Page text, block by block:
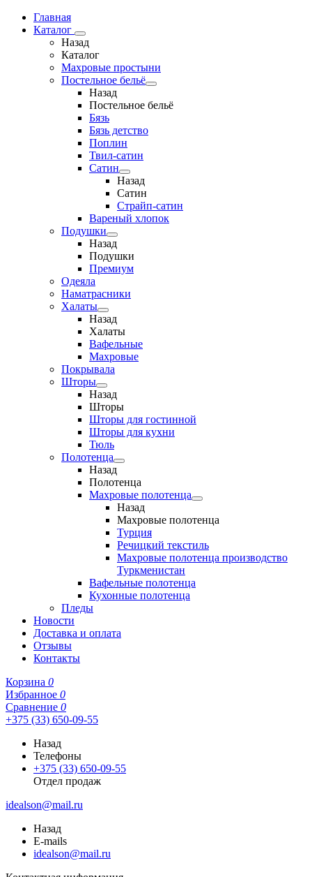
Главная
Каталог
Назад
Каталог
Махровые простыни
Постельное бельё
Назад
Постельное бельё
Бязь
Бязь детство
Поплин
Твил-сатин
Сатин
Назад
Сатин
Страйп-сатин
Вареный хлопок
Подушки
Назад
Подушки
Премиум
Одеяла
Наматрасники
Халаты
Назад
Халаты
Вафельные
Махровые
Покрывала
Шторы
Назад
Шторы
Шторы для гостинной
Шторы для кухни
Тюль
Полотенца
Назад
Полотенца
Махровые полотенца
Назад
Махровые полотенца
Турция
Речицкий текстиль
Махровые полотенца производство
Туркменистан
Вафельные полотенца
Кухонные полотенца
Пледы
Новости
Доставка и оплата
Отзывы
Контакты
Корзина 0
Избранное 0
Сравнение 0
+375 (33) 650-09-55
Назад
Телефоны
+375 (33) 650-09-55
Отдел продаж
idealson@mail.ru
Назад
E-mails
idealson@mail.ru